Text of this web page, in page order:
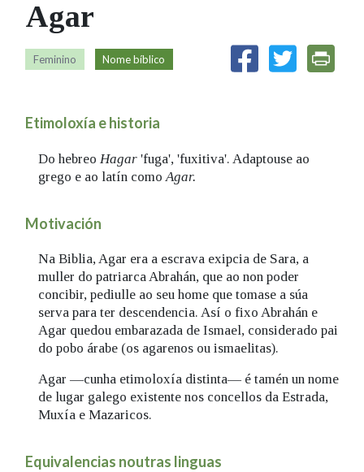
CASA-MUSEO EMILIA PARDO
BAZÁN
HISTORIA
60 ANOS DLG
Facebook
TwitterYoutubeInstagram
Agar
Feminino Nome bíblico
Etimoloxía e historia
Do hebreo Hagar 'fuga', 'fuxitiva'. Adaptouse ao
grego e ao latín comoAgar.
Motivación
Na Biblia, Agar era a escrava exipcia de Sara, a
muller do patriarca Abrahán, que ao non poder
concibir, pediulle ao seu home que tomase a súa
serva para ter descendencia. Así o fixo Abrahán e
Agar quedou embarazada de Ismael, considerado pai
do pobo árabe (os agarenos ou ismaelitas).
Agar —cunha etimoloxía distinta— é tamén un nome
de lugar galego existente nos concellos da Estrada,
Muxía e Mazaricos.
Equivalencias noutras linguas